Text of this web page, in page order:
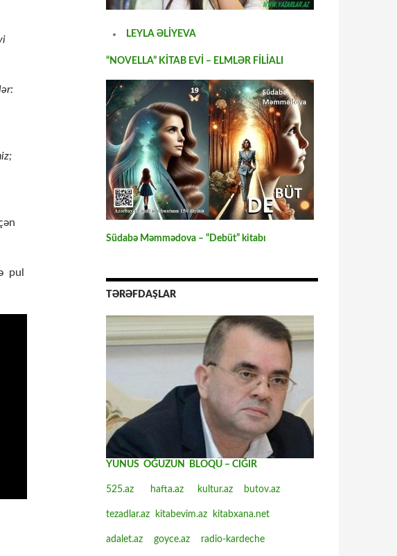
pul
LEYLA ƏLİYEVA
“NOVELLA” KİTAB EVİ – ELMLƏR FİLİALI
Südabə Məmmədova – “Debüt” kitabı
TƏRƏFDAŞLAR
YUNUS OĞUZUN BLOQU – CIĞIR
525.az hafta.az kultur.az butov.az
tezadlar.az kitabevim.az kitabxana.net
adalet.az goyce.az radio-kardeche